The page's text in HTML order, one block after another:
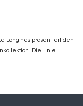
Longines präsentiert den
Die Linie